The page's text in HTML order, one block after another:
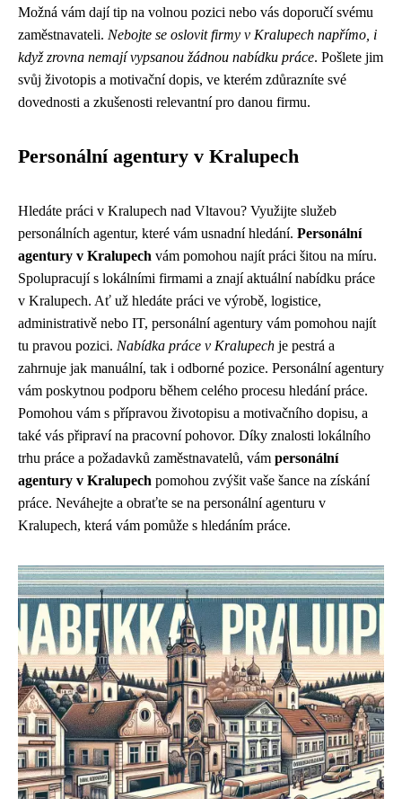
Možná vám dají tip na volnou pozici nebo vás doporučí svému
zaměstnavateli. Nebojte se oslovit firmy v Kralupech napřímo, i
když zrovna nemají vypsanou žádnou nabídku práce. Pošlete jim
svůj životopis a motivační dopis, ve kterém zdůrazníte své
dovednosti a zkušenosti relevantní pro danou firmu.
Personální agentury v Kralupech
Hledáte práci v Kralupech nad Vltavou? Využijte služeb
personálních agentur, které vám usnadní hledání. Personální
agentury v Kralupech vám pomohou najít práci šitou na míru.
Spolupracují s lokálními firmami a znají aktuální nabídku práce
v Kralupech. Ať už hledáte práci ve výrobě, logistice,
administrativě nebo IT, personální agentury vám pomohou najít
tu pravou pozici. Nabídka práce v Kralupech je pestrá a
zahrnuje jak manuální, tak i odborné pozice. Personální agentury
vám poskytnou podporu během celého procesu hledání práce.
Pomohou vám s přípravou životopisu a motivačního dopisu, a
také vás připraví na pracovní pohovor. Díky znalosti lokálního
trhu práce a požadavků zaměstnavatelů, vám personální
agentury v Kralupech pomohou zvýšit vaše šance na získání
práce. Neváhejte a obraťte se na personální agenturu v
Kralupech, která vám pomůže s hledáním práce.